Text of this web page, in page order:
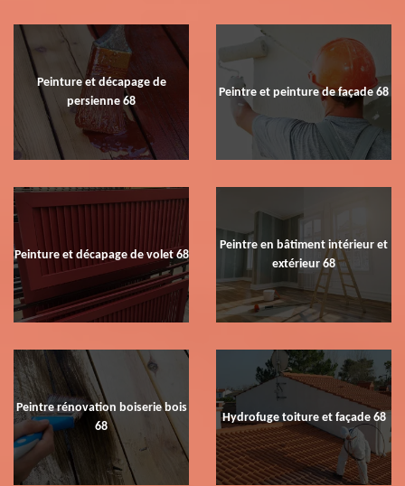
Peinture et décapage de
persienne 68
Peintre et peinture de façade 68
Peinture et décapage de volet 68
Peintre en bâtiment intérieur et
extérieur 68
Peintre rénovation boiserie bois
68
Hydrofuge toiture et façade 68